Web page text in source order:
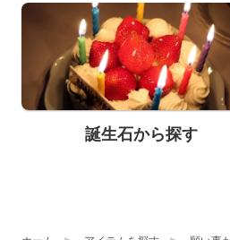
誕生石から探す